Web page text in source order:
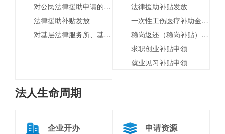
对公民法律援助申请的审批
法律援助补贴发放
对基层法律服务所、基层法律服务工作者进行表彰奖励
法律援助补贴发放
一次性工伤医疗补助金申请
稳岗返还（稳岗补贴）申领
求职创业补贴申领
就业见习补贴申领
法人生命周期
企业开办 申请资源